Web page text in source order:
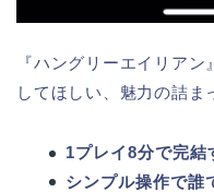
『ハングリーエイリア
してほしい、魅力の詰ま
1プレイ8分で完結
シンプル操作で誰